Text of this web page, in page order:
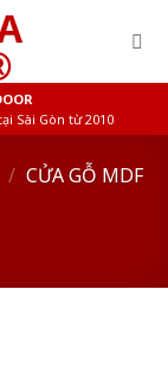
Sài Gòn từ 2010
/ CỬA GỖ MDF